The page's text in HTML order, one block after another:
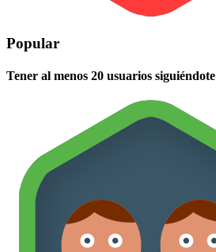
Popular
Tener al menos 20 usuarios siguiéndote